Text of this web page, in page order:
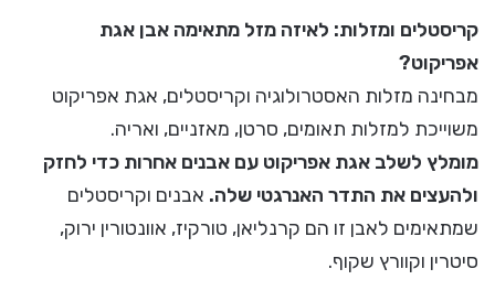
קריסטלים ומזלות: לאיזה מזל מתאימה אבן אגת
אפריקוט?
מבחינה מזלות האסטרולוגיה וקריסטלים, אגת אפריקוט
משוייכת למזלות תאומים, סרטן, מאזניים, ואריה.
מומלץ לשלב אגת אפריקוט עם אבנים אחרות כדי לחזק
ולהעצים את התדר האנרגטי שלה. אבנים וקריסטלים
שמתאימים לאבן זו הם קרנליאן, טורקיז, אוונטורין ירוק,
סיטרין וקוורץ שקוף.